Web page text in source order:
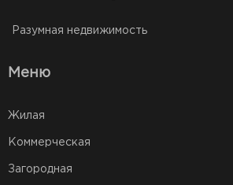
Разумная недвижимость
Меню
Жилая
Коммерческая
Загородная